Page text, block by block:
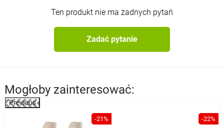
Ten produkt nie ma żadnych pytań
Zadać pytanie
Mogłoby zainteresować:
Previous
-21% -22%